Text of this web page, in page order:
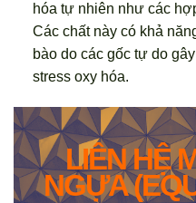
hóa tự nhiên như các
Các chất này có khả
bào do các gốc tự do
stress oxy hóa.
LIÊN HỆ
NGỰA